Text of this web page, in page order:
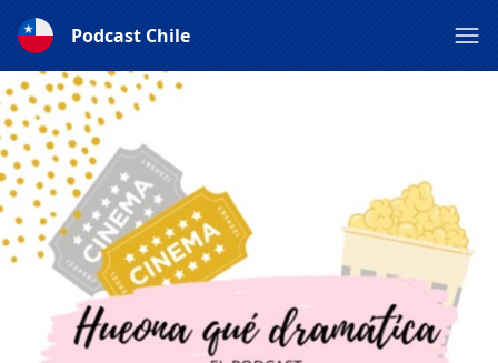
Podcast Chile